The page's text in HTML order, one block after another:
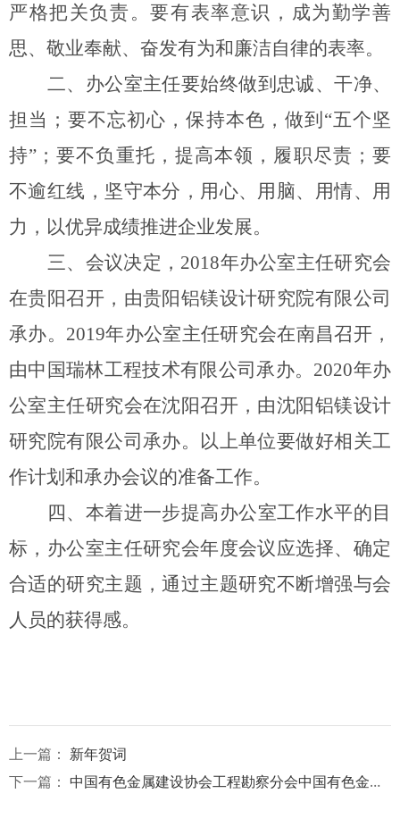
严格把关负责。要有表率意识，成为勤学善
思、敬业奉献、奋发有为和廉洁自律的表率。
二、办公室主任要始终做到忠诚、干净、
担当；要不忘初心，保持本色，做到“五个坚
持”；要不负重托，提高本领，履职尽责；要
不逾红线，坚守本分，用心、用脑、用情、用
力，以优异成绩推进企业发展。
三、会议决定，2018年办公室主任研究会
在贵阳召开，由贵阳铝镁设计研究院有限公司
承办。2019年办公室主任研究会在南昌召开，
由中国瑞林工程技术有限公司承办。2020年办
公室主任研究会在沈阳召开，由沈阳铝镁设计
研究院有限公司承办。以上单位要做好相关工
作计划和承办会议的准备工作。
四、本着进一步提高办公室工作水平的目
标，办公室主任研究会年度会议应选择、确定
合适的研究主题，通过主题研究不断增强与会
人员的获得感。
上一篇： 新年贺词
下一篇： 中国有色金属建设协会工程勘察分会中国有色金属建设协会工程勘察分会第九届四次理事会